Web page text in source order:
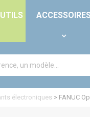
ACCESSOIRES
électroniques > FANUC